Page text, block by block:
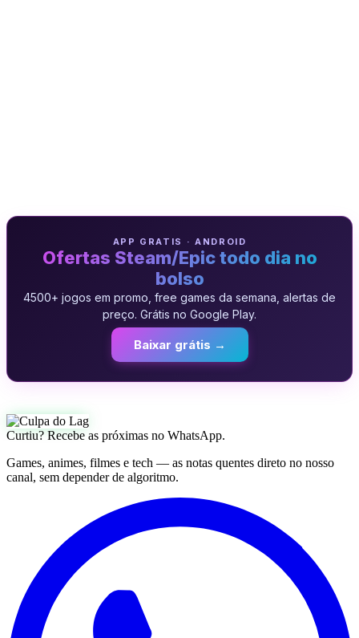
APP GRATIS · ANDROID
Ofertas Steam/Epic todo dia no
bolso
4500+ jogos em promo, free games da semana, alertas de
preço. Grátis no Google Play.
Baixar grátis →
Curtiu? Recebe as próximas no WhatsApp.
Games, animes, filmes e tech — as notas quentes direto no nosso
canal, sem depender de algoritmo.